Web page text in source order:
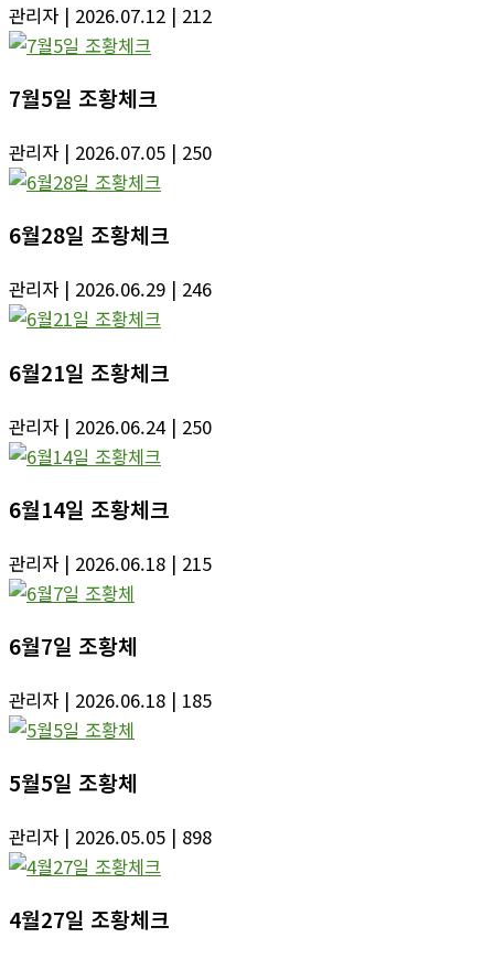
관리자 | 2026.07.12 | 212
7월5일 조황체크
관리자 | 2026.07.05 | 250
6월28일 조황체크
관리자 | 2026.06.29 | 246
6월21일 조황체크
관리자 | 2026.06.24 | 250
6월14일 조황체크
관리자 | 2026.06.18 | 215
6월7일 조황체
관리자 | 2026.06.18 | 185
5월5일 조황체
관리자 | 2026.05.05 | 898
4월27일 조황체크